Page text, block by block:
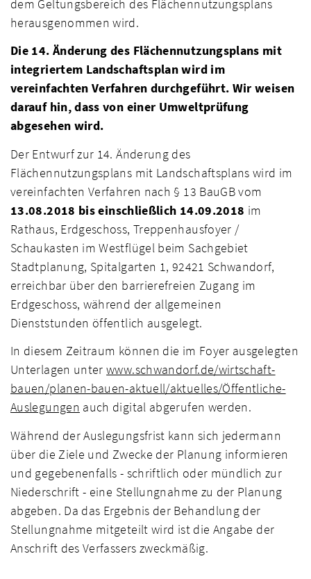
dem Geltungsbereich des Flächennutzungsplans
herausgenommen wird.
Die 14. Änderung des Flächennutzungsplans mit
integriertem Landschaftsplan wird im
vereinfachten Verfahren durchgeführt. Wir weisen
darauf hin, dass von einer Umweltprüfung
abgesehen wird.
Der Entwurf zur 14. Änderung des
Flächennutzungsplans mit Landschaftsplans wird im
vereinfachten Verfahren nach § 13 BauGB vom
13.08.2018 biseinschließlich 14.09.2018 im
Rathaus, Erdgeschoss, Treppenhausfoyer /
Schaukasten im Westflügel beim Sachgebiet
Stadtplanung, Spitalgarten 1, 92421 Schwandorf,
erreichbar über den barrierefreien Zugang im
Erdgeschoss, während der allgemeinen
Dienststunden öffentlich ausgelegt.
In diesem Zeitraum können die im Foyer ausgelegten
Unterlagen unterwww.schwandorf.de/wirtschaft-
bauen/planen-bauen-aktuell/aktuelles/Öffentliche-
Auslegungen auch digital abgerufen werden.
Während der Auslegungsfrist kann sich jedermann
über die Ziele und Zwecke der Planung informieren
und gegebenenfalls - schriftlich oder mündlich zur
Niederschrift - eine Stellungnahme zu der Planung
abgeben. Da das Ergebnis der Behandlung der
Stellungnahme mitgeteilt wird ist die Angabe der
Anschrift des Verfassers zweckmäßig.